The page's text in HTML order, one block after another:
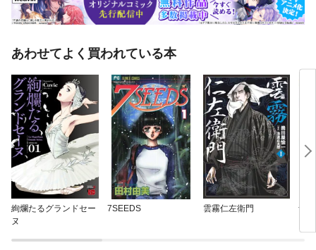
あわせてよく買われている本
絢爛たるグランドセー
ヌ
7SEEDS 雲霧仁左衛門 青